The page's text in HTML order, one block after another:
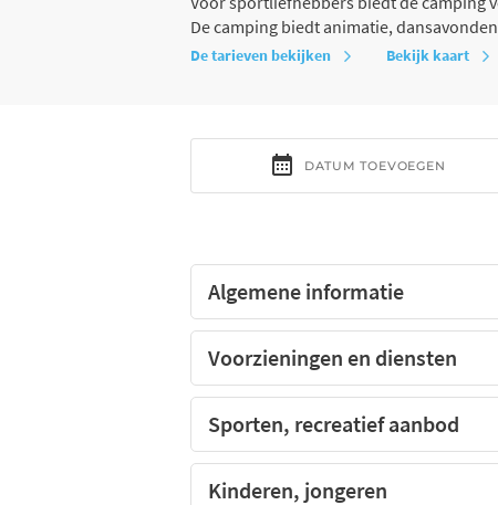
De camping biedt animatie,
De tarieven bekijken Bekijk kaart
Algemene informatie
Voorzieningen en diensten
Sporten, recreatief aanbod
Kinderen, jongeren